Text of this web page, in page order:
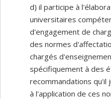
d) il participe à
universitaires
d'engagement de
des normes
chargés
spécifiquement à des
recommandations qu'il
à l'application de ces